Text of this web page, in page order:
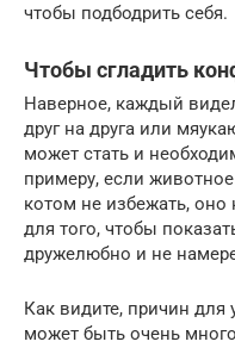
чтобы подбодрить себя.
Чтобы сгладить
Наверное, каждый
друг на друга или
может стать и
примеру, если
котом не избежать, оно
для того, чтобы
дружелюбно и не
Как видите, причин для
может быть очень